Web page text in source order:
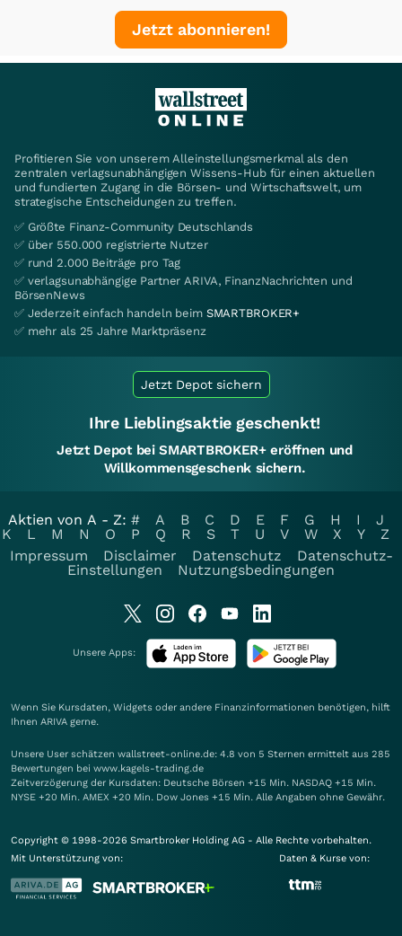
Jetzt abonnieren!
Profitieren Sie von unserem Alleinstellungsmerkmal als den
zentralen verlagsunabhängigen Wissens-Hub für einen aktuellen
und fundierten Zugang in die Börsen- und Wirtschaftswelt, um
strategische Entscheidungen zu treffen.
✅ Größte Finanz-Community Deutschlands
✅ über 550.000 registrierte Nutzer
✅ rund 2.000 Beiträge pro Tag
✅ verlagsunabhängige Partner ARIVA, FinanzNachrichten und
BörsenNews
✅ Jederzeit einfach handeln beim SMARTBROKER+
✅ mehr als 25 Jahre Marktpräsenz
Jetzt Depot sichern
Ihre Lieblingsaktie geschenkt!
Jetzt Depot bei SMARTBROKER+ eröffnen und
Willkommensgeschenk sichern.
Aktien von A - Z: # A B C D E F G H I
J
K
L M N O P Q R S T U V W X Y
Z
Impressum
Disclaimer Datenschutz
Datenschutz-
Einstellungen
Nutzungsbedingungen
Unsere Apps:
Wenn Sie Kursdaten, Widgets oder andere Finanzinformationen benötigen, hilft
Ihnen ARIVA gerne.
Unsere User schätzen wallstreet-online.de: 4.8 von 5 Sternen ermittelt aus 285
Bewertungen bei www.kagels-trading.de
Zeitverzögerung der Kursdaten: Deutsche Börsen +15 Min. NASDAQ +15 Min.
NYSE +20 Min. AMEX +20 Min. Dow Jones +15 Min. Alle Angaben ohne Gewähr.
Copyright © 1998-2026 Smartbroker Holding AG - Alle Rechte vorbehalten.
Mit Unterstützung von:
Daten & Kurse von: